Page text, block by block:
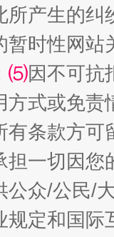
从幼
所产生的纠
暂时性网
⑸因不可抗
方式或免责
有条款方
担一切因
公众/公民/
规定和国